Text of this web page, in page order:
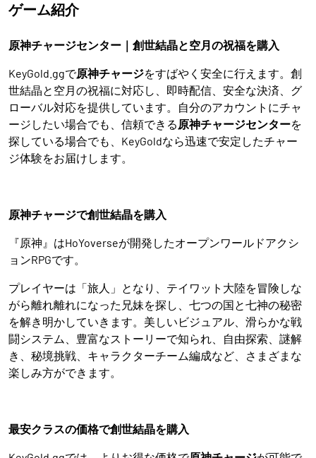
ゲーム紹介
原神チャージセンター｜創世結晶と空月の祝福を購入
KeyGold.ggで原神チャージをすばやく安全に行えます。創
世結晶と空月の祝福に対応し、即時配信、安全な決済、グ
ローバル対応を提供しています。自分のアカウントにチャ
ージしたい場合でも、信頼できる 原神チャージセンターを
探している場合でも、KeyGoldなら迅速で安定したチャー
ジ体験をお届けします。
原神チャージで創世結晶を購入
『原神』はHoYoverseが開発したオープンワールドアクシ
ョンRPGです。
プレイヤーは「旅人」となり、テイワット大陸を冒険しな
がら離れ離れになった兄妹を探し、七つの国と七神の秘密
を解き明かしていきます。美しいビジュアル、滑らかな戦
闘システム、豊富なストーリーで知られ、自由探索、謎解
き、秘境挑戦、キャラクターチーム編成など、さまざまな
楽しみ方ができます。
最安クラスの価格で創世結晶を購入